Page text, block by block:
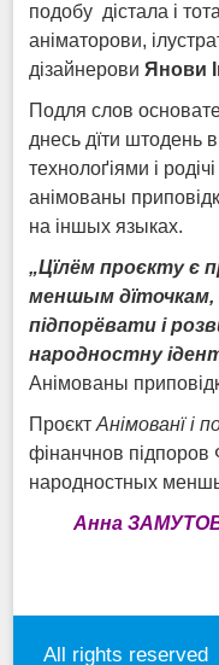
подобу дістала і
аніматорови,
дізайнерови Янови
Подля слов
днесь дїти штодень
технолоґіями і
анімованы
на іншых языках.
„Цїлём проєкту є
меншым дїточкам,
підпорёвати і
народностну
Анімованы
Проєкт Анімованїi
фінанчнов підпоров
народностных
Анна З
All rights reserved